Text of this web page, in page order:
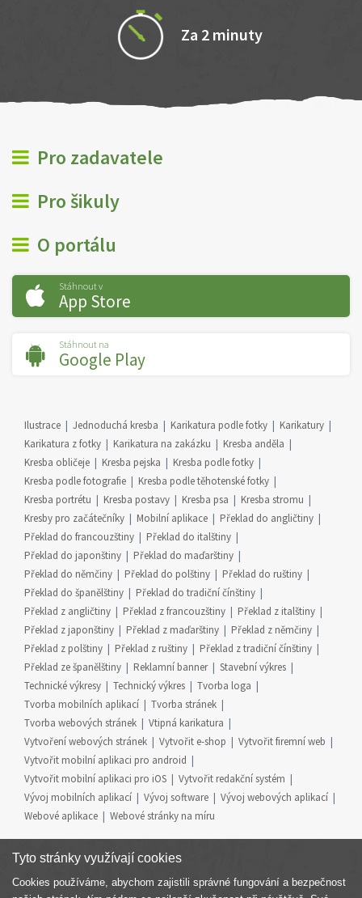
Za 2 minuty
Pro zadavatele
Pro šikuly
O portálu
Stáhnout v
App Store
Stáhnout na
Google Play
Ilustrace Jednoduchá kresba Karikatura podle fotky
Karikatury
Karikatura z fotky
Karikatura na zakázku
Kresba anděla
Kresba obličeje
Kresba pejska
Kresba podle fotky
Kresba podle fotografie
Kresba podle těhotenské fotky
Kresba portrétu
Kresba postavy Kresba psa
Kresba stromu
Kresby pro začátečníky
Mobilní aplikace
Překlad do angličtiny
Překlad do francouzštiny
Překlad do italštiny
Překlad do japonštiny
Překlad do maďarštiny
Překlad do němčiny
Překlad do polštiny
Překlad do ruštiny
Překlad do španělštiny
Překlad do tradiční čínštiny
Překlad z angličtiny
Překlad z francouzštiny
Překlad z italštiny
Překlad z japonštiny
Překlad z maďarštiny
Překlad z němčiny
Překlad z polštiny
Překlad z ruštiny
Překlad z tradiční čínštiny
Překlad ze španělštiny
Reklamní banner
Stavební výkres
Technické výkresy
Technický výkres
Tvorba loga
Tvorba mobilních aplikací
Tvorba stránek
Tvorba webových stránek
Vtipná karikatura
Vytvoření webových stránek
Vytvořit e-shop
Vytvořit firemní web
Vytvořit mobilní aplikaci pro android
Vytvořit mobilní aplikaci pro iOS
Vytvořit redakční systém
Vývoj mobilních aplikací
Vývoj software
Vývoj webových aplikací
Webové aplikace
Webové stránky na míru
Tyto stránky využívají cookies
Cookies používáme, abychom zajistili správné fungování a bezpečnost